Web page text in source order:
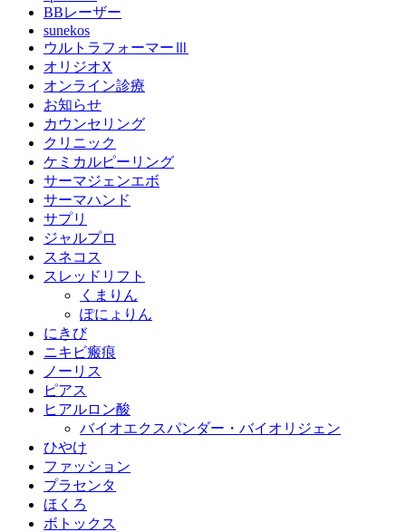
BBレーザー
sunekos
ウルトラフォーマーⅢ
オリジオX
オンライン診療
お知らせ
カウンセリング
クリニック
ケミカルピーリング
サーマジェンエボ
サーマハンド
サプリ
ジャルプロ
スネコス
スレッドリフト
くまりん
ぽにょりん
にきび
ニキビ瘢痕
ノーリス
ピアス
ヒアルロン酸
バイオエクスパンダー・バイオリジェン
ひやけ
ファッション
プラセンタ
ほくろ
ボトックス